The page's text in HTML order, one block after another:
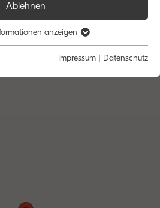
Ablehnen
anzeigen
Impressum | Datenschutz